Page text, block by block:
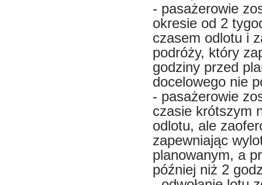
- pasażerowie
okresie od 2
czasem odlotu i
podróży, który
godziny przed
docelowego nie
- pasażerowie
czasie krótszym
odlotu, ale
zapewniając
planowanym, a
później niż 2